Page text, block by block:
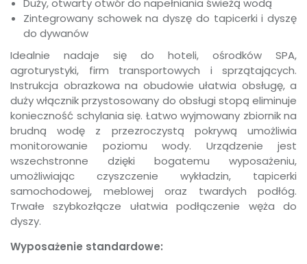
Duży, otwarty otwór do napełniania świeżą wodą
Zintegrowany schowek na dyszę do tapicerki i dyszę
do dywanów
Idealnie nadaje się do hoteli, ośrodków SPA,
agroturystyki, firm transportowych i sprzątających.
Instrukcja obrazkowa na obudowie ułatwia obsługę, a
duży włącznik przystosowany do obsługi stopą eliminuje
konieczność schylania się. Łatwo wyjmowany zbiornik na
brudną wodę z przezroczystą pokrywą umożliwia
monitorowanie poziomu wody. Urządzenie jest
wszechstronne dzięki bogatemu wyposażeniu,
umożliwiając czyszczenie wykładzin, tapicerki
samochodowej, meblowej oraz twardych podłóg.
Trwałe szybkozłącze ułatwia podłączenie węża do
dyszy.
Wyposażenie standardowe: